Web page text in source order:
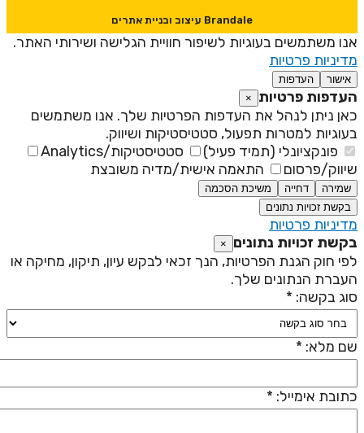
Brandale עיצוב ובניית אתרים
משתמשים בעוגיות לשיפור חוויית הגלישה ושירותי האתר.
פרטיות
אישור העדפות
פרטיות ×
ניתן לנהל את העדפות הפרטיות שלך. אנו משתמשים
למטרות תפעול, סטטיסטיקות ושיווק.
פונקציונלי (תמיד פעיל)
סטטיסטיקות/Analytics
פרסום
התאמה אישית/מדיה משובצת
שמירה דחייה
משיכת הסכמה
בקשת זכויות נתונים
פרטיות
זכויות נתונים ×
חוק הגנת הפרטיות, הנך זכאי לבקש עיון, תיקון, מחיקה או
הנתונים שלך.
בקשה: *
מלא: *
אימייל: *